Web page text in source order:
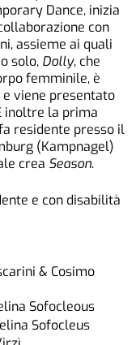
Dance, inizia
con
assieme ai quali
solo, Dolly, che
femminile, è
viene presentato
inoltre la prima
residente presso il
(Kampnagel)
crea Season.
e con disabilità
& Cosimo
Sofocleous
Sofocleus